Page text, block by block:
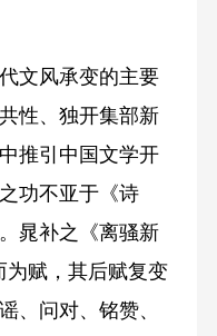
文风承变的主要
性、独开集部新
推引中国文学开
功不亚于《诗
晁补之《离骚新
为赋，其后赋复变
、问对、铭赞、